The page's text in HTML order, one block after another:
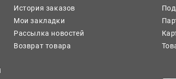
История заказов
Мои закладки
Рассылка новостей
Возврат товара